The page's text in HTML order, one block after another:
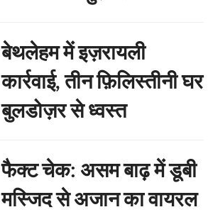
बेथलेहम में इज़रायली
कार्रवाई, तीन फ़िलिस्तीनी घर
बुलडोज़र से ध्वस्त
फैक्ट चेक: असम बाढ़ में डूबी
मस्जिद से अजान का वायरल